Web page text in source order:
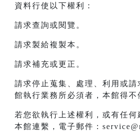
資料行使以下權利：
請求查詢或閱覽。
請求製給複製本。
請求補充或更正。
請求停止蒐集、處理、利用或請
館執行業務所必須者，本館得不
若您欲執行上述權利，或有任何
本館連繫，電子郵件：